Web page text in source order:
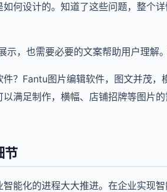
何设计的。知道了这些问题，整个
，也需要必要的文案帮助用户理解
？Fantu图片编辑软件，图文并茂
满足制作，横幅、店铺招牌等图片
节
能化的进程大大推进。在企业实现